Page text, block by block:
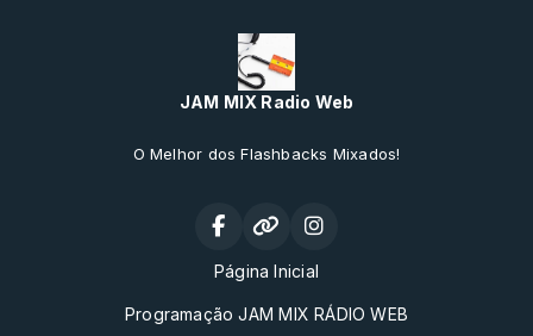
JAM MIX Radio Web
O Melhor dos Flashbacks Mixados!
Página Inicial
Programação JAM MIX RÁDIO WEB